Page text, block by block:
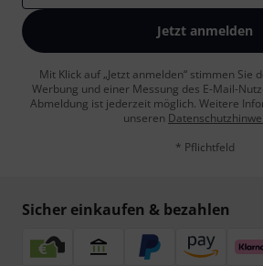
Jetzt anmelden
Mit Klick auf „Jetzt anmelden“ stimmen Sie
Werbung und einer Messung des E-Mail-
Abmeldung ist jederzeit möglich. Weitere
unseren
* Pflichtfeld
Sicher einkaufen & bezahlen